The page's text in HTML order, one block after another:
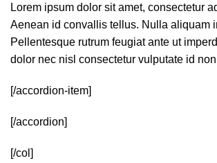
Lorem ipsum dolor sit amet, consectetur
Aenean id convallis tellus. Nulla aliquam
Pellentesque rutrum feugiat ante ut
dolor nec nisl consectetur vulputate id
[/accordion-item]
[/accordion]
[/col]